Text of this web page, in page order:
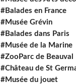
#Balades en France
#Musée Grévin
#Balades dans Paris
#Musée de la Marine
#ZooParc de Beauval
#Château de St
#Musée du jouet